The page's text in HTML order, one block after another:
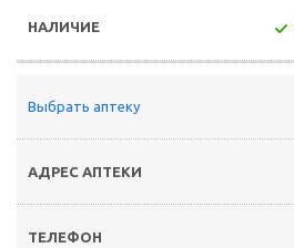
Выбрать аптеку